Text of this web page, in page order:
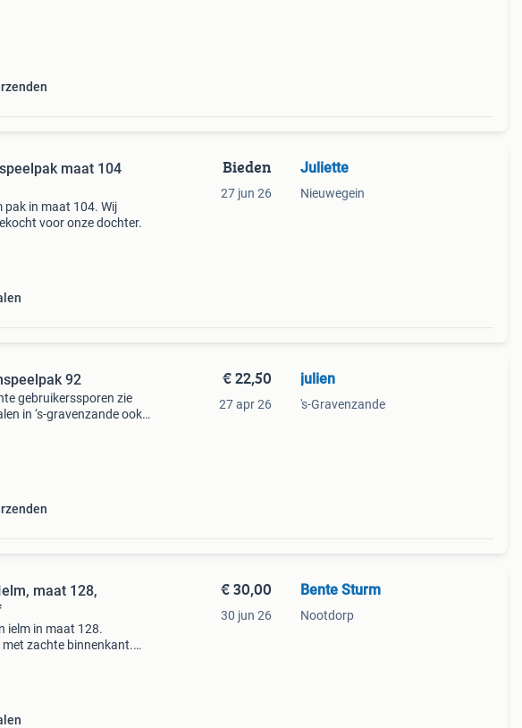
maat 104
pak in maat 104. Wij
voor onze dochter.
Bieden
27 jun 26
Juliette
Nieuwegein
92
gebruikerssporen zie
in ‘s-gravenzande ook
€ 22,50
27 apr 26
julien
's-Gravenzande
maat 128,
ielm in maat 128.
zachte binnenkant.
€ 30,00
30 jun 26
Bente Sturm
Nootdorp